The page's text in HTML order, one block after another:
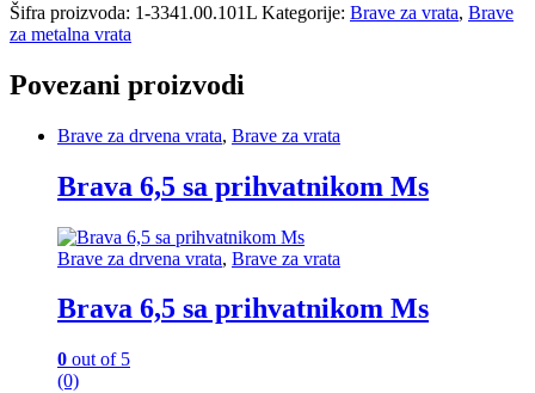
Šifra proizvoda: 1-3341.00.101L Kategorije: Brave za vrata, Brave
za metalna vrata
Povezani proizvodi
Brave za drvena vrata, Brave za vrata
Brava 6,5 sa prihvatnikom Ms
Brave za drvena vrata, Brave za vrata
Brava 6,5 sa prihvatnikom Ms
0 out of 5
(0)